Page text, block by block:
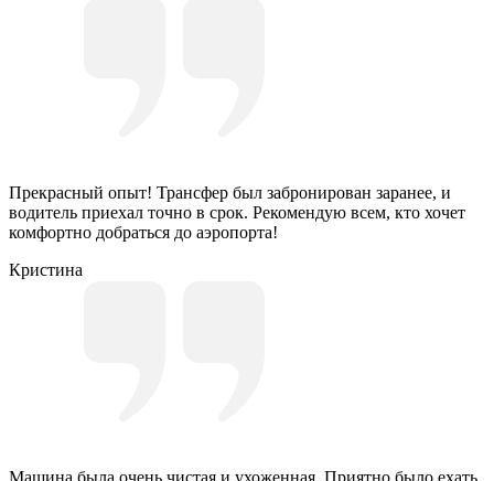
Прекрасный опыт! Трансфер был забронирован заранее, и
водитель приехал точно в срок. Рекомендую всем, кто хочет
комфортно добраться до аэропорта!
Кристина